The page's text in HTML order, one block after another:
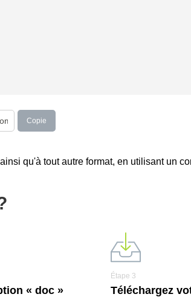
Copie
qu'à tout autre format, en utilisant un
« doc »
Étape 3
Téléchargez